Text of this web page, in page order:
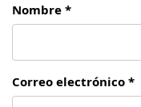
Nombre *
Correo electrónico *